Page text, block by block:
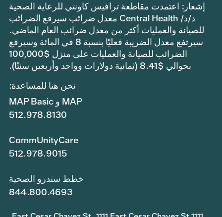
إشعار: اعتمدت مقاطعة ترافيس كاونتي للرعاية الصحية
د/د/ Central Health معدل ضرائب سيرفع الضرائب
للصيانة والعمليات أكثر من معدل ضرائب العام الماضي.
سيرتفع معدل الضريبة فعليًا بنسبة 8 في المائة وسيرفع
الضرائب للصيانة والعمليات على منزل $100,000
بحوالي $8.41 (ثمانية دولارات وواحد وأربعين سنتًا).
نحن هنا للمساعدة:
MAP و MAP Basic
512.978.8130
CommUnityCare
512.978.9015
خطط سندرو الصحية
844.800.4693